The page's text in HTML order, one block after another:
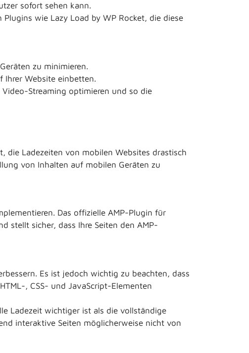
sofort sehen kann.
wie Lazy Load by WP Rocket, die diese
zu minimieren.
Ihrer Website einbetten.
Streaming optimieren und so die
die Ladezeiten von mobilen Websites drastisch
von Inhalten auf mobilen Geräten zu
Das offizielle AMP-Plugin für
stellt sicher, dass Ihre Seiten den AMP-
Es ist jedoch wichtig zu beachten, dass
, CSS- und JavaScript-Elementen
Ladezeit wichtiger ist als die vollständige
interaktive Seiten möglicherweise nicht von